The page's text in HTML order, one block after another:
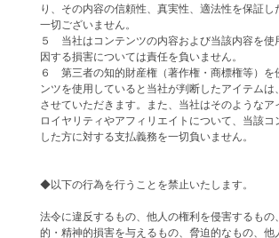
り、その内容の信頼性、真実性、適法性を保証し
一切ございません。
５ 当社はコンテンツの内容および当該内容を使
因する損害については責任を負いません。
６ 第三者の知的財産権（著作権・商標権等）を
ンツを使用していると当社が判断したアイテムは
させていただきます。また、当社はそのようなア
ロイヤリティやアフィリエイトについて、当該コ
した方に対する支払義務を一切負いません。
◆以下の行為を行うことを禁止いたします。
法令に違反するもの、他人の権利を侵害するもの
的・精神的損害を与えるもの、脅迫的なもの、他